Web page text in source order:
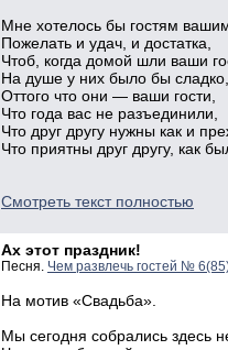
Мне хотелось бы гостям
Пожелать и удач, и достатка,
Чтоб, когда домой шли ваши
На душе у них было бы сладко,
Оттого что они — ваши гости,
Что года вас не разъединили,
Что друг другу нужны как и
Что приятны друг другу, как
Смотреть текст полностью
Ах этот праздник!
Песня. Чем развлечь гостей №
На мотив «Свадьба».
Мы сегодня собрались здесь